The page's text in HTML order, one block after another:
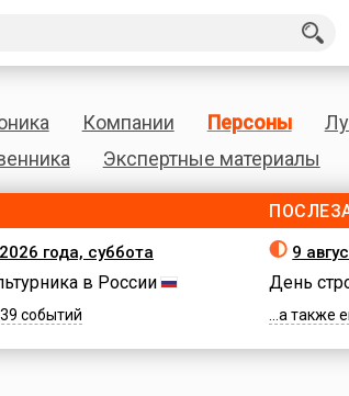
Компании Персоны
Экспертные материалы
года, суббота
в России
событий
9
День
...а также